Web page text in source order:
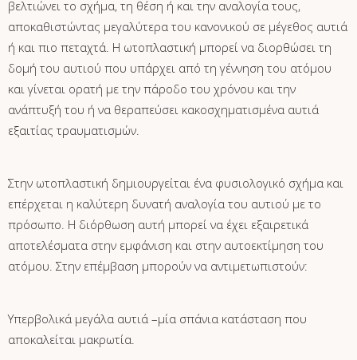
βελτιώνει το σχήμα, τη θέση ή και την αναλογία τους,
αποκαθιστώντας μεγαλύτερα του κανονικού σε μέγεθος αυτιά
ή και πιο πεταχτά. Η ωτοπλαστική μπορεί να διορθώσει τη
δομή του αυτιού που υπάρχει από τη γέννηση του ατόμου
και γίνεται ορατή με την πάροδο του χρόνου και την
ανάπτυξή του ή να θεραπεύσει κακοσχηματισμένα αυτιά
εξαιτίας τραυματισμών.
Στην ωτοπλαστική δημιουργείται ένα φυσιολογικό σχήμα και
επέρχεται η καλύτερη δυνατή αναλογία του αυτιού με το
πρόσωπο. Η διόρθωση αυτή μπορεί να έχει εξαιρετικά
αποτελέσματα στην εμφάνιση και στην αυτοεκτίμηση του
ατόμου. Στην επέμβαση μπορούν να αντιμετωπιστούν:
Υπερβολικά μεγάλα αυτιά –μία σπάνια κατάσταση που
αποκαλείται μακρωτία.